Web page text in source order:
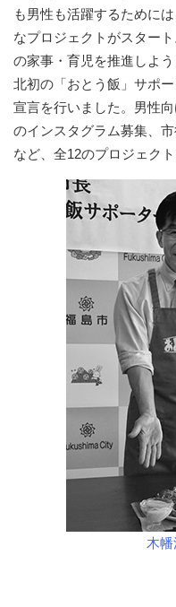
も男性も活躍するために
なプロジェクトがスター
の家事・育児を推進しよ
北初の「おとう飯」サポ
宣言を行いました。男性
のインスタグラム募集、
など、全12のプロジェク
木